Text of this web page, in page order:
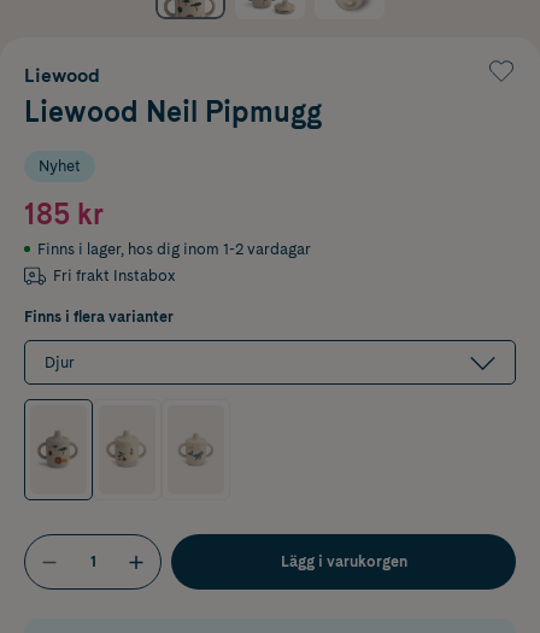
Liewood
Liewood Neil Pipmugg
Nyhet
185 kr
Finns i lager, hos dig inom 1-2 vardagar
Fri frakt Instabox
Finns i flera varianter
Djur
Lägg i varukorgen